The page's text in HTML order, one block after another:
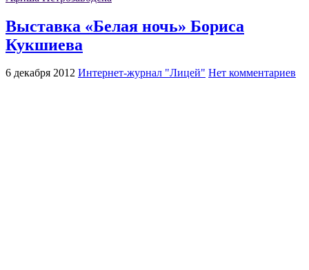
Выставка «Белая ночь» Бориса
Кукшиева
6 декабря 2012 Интернет-журнал "Лицей" Нет комментариев